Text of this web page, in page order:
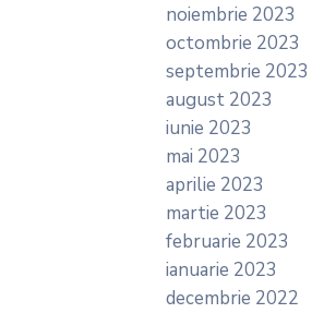
noiembrie 2023
octombrie 2023
septembrie 2023
august 2023
iunie 2023
mai 2023
aprilie 2023
martie 2023
februarie 2023
ianuarie 2023
decembrie 2022